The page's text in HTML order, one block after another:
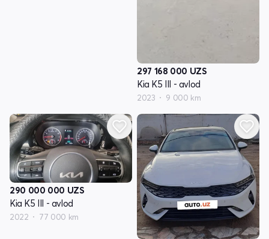
297 168 000 UZS
Kia K5 III - avlod
2023 9 000 km
290 000 000 UZS
Kia K5 III - avlod
2022 77 000 km